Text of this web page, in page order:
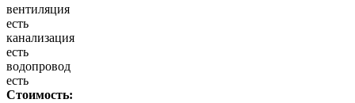
вентиляция
есть
канализация
есть
водопровод
есть
Стоимость: